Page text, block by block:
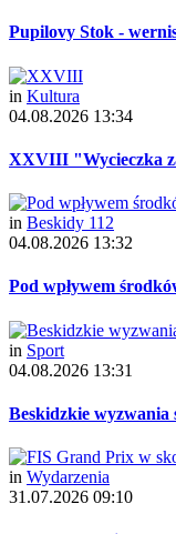
Pupilovy Stok -
in Kultura
04.08.2026 13:34
XXVIII "Wycieczka
in Beskidy 112
04.08.2026 13:32
Pod wpływem
in Sport
04.08.2026 13:31
Beskidzkie
in Wydarzenia
31.07.2026 09:10